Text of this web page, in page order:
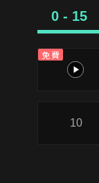
0 - 15
免費
0
10